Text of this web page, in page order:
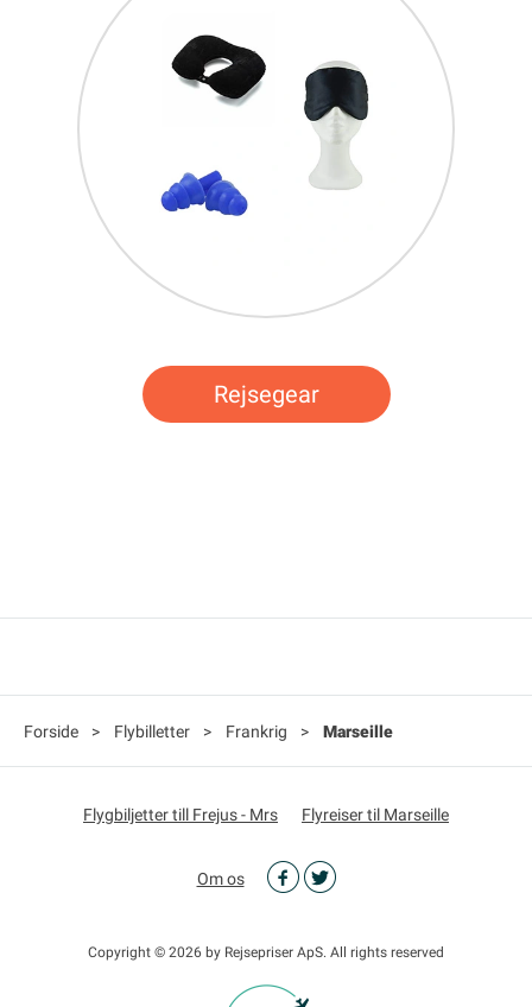
Rejsegear
Forside > Flybilletter > Frankrig > Marseille
Flygbiljetter till Frejus - Mrs Flyreiser til Marseille
Om os
Copyright © 2026 by Rejsepriser ApS. All rights reserved